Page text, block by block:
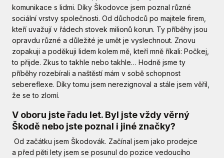
komunikace s lidmi. Díky Škodovce jsem poznal různé
sociální vrstvy společnosti. Od důchodců po majitele firem,
kteří uvažují v řádech stovek milionů korun. Ty příběhy jsou
opravdu různé a důležité je umět je vyslechnout. Znovu
zopakuji a poděkuji lidem kolem mě, kteří mně říkali: Počkej,
to přijde. Zkus to takhle nebo takhle… Hodně jsme ty
příběhy rozebírali a naštěstí mám v sobě schopnost
sebereflexe. Díky tomu jsem nerezignoval a stále jsem věřil,
že se to zlomí.
V oboru jste řadu let. Byl jste vždy věrný
Škodě nebo jste poznal i jiné značky?
Od začátku jsem Škodovák. Začínal jsem jako prodejce
a před pěti lety jsem se posunul do pozice vedoucího